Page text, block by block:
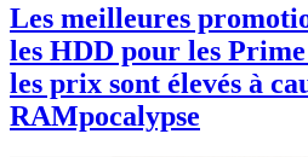
Les meilleures
les HDD pour les
les prix sont élevés à
RAMpocalypse